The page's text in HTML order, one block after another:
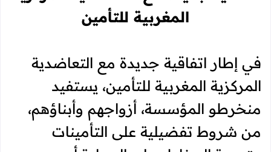
المغربية للتأمين
في إطار اتفاقية جديدة مع التعاضدية
المركزية المغربية للتأمين، يستفيد
منخرطو المؤسسة، أزواجهم وأبناؤهم،
من شروط تفضيلية على التأمينات